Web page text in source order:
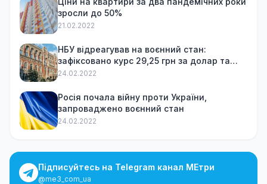
зросли до 50%
21.02.2022
НБУ відреагував на воєнний стан:
зафіксовано курс 29,25 грн за долар та
обмежив зняття готівки
24.02.2022
Росія почала війну проти України,
запроваджено воєнний стан
24.02.2022
Підписуйтесь на Telegram канал МЕтри
@me3_com_ua